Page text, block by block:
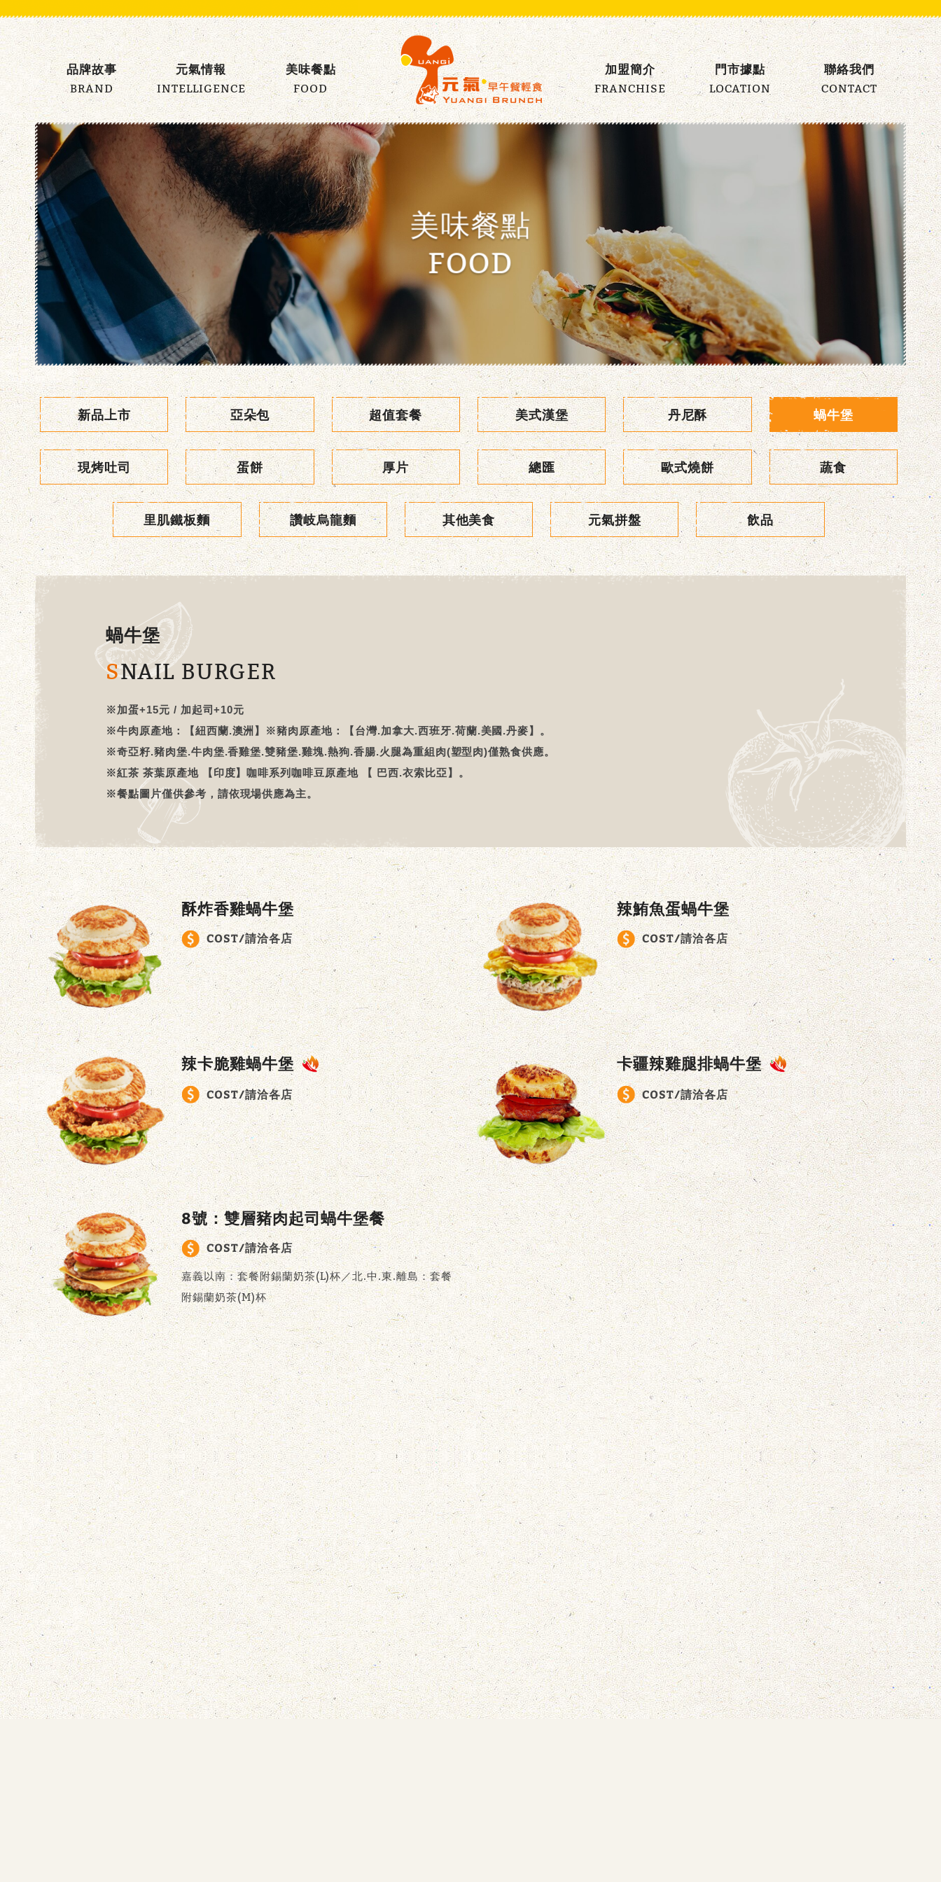
元
氣
早
午
餐
主
選
單
品牌故事
BRAND
元氣情報
INTELLIGENCE
美味餐點
FOOD
加盟簡介
FRANCHISE
門市據點
LOCATION
聯絡我們
CONTACT
美味餐點
FOOD
新品上市 亞朵包 超值套餐 美式漢堡 丹尼酥 蝸牛堡
現烤吐司 蛋餅 厚片 總匯 歐式燒餅 蔬食
里肌鐵板麵 讚岐烏龍麵 其他美食 元氣拼盤 飲品
蝸牛堡
SNAIL BURGER
※加蛋+15元 / 加起司+10元
※牛肉原產地：【紐西蘭.澳洲】※豬肉原產地：【台灣.加拿大.西班牙.荷蘭.美國.丹麥】。
※奇亞籽.豬肉堡.牛肉堡.香雞堡.雙豬堡.雞塊.熱狗.香腸.火腿為重組肉(塑型肉)僅熟食供應。
※紅茶 茶葉原產地 【印度】咖啡系列咖啡豆原產地 【 巴西.衣索比亞】。
※餐點圖片僅供參考，請依現場供應為主。
酥炸香雞蝸牛堡
COST/請洽各店
辣鮪魚蛋蝸牛堡
COST/請洽各店
辣卡脆雞蝸牛堡
COST/請洽各店
卡疆辣雞腿排蝸牛堡
COST/請洽各店
8號：雙層豬肉起司蝸牛堡餐
COST/請洽各店
嘉義以南：套餐附錫蘭奶茶(L)杯／北.中.東.離島：套餐
附錫蘭奶茶(M)杯